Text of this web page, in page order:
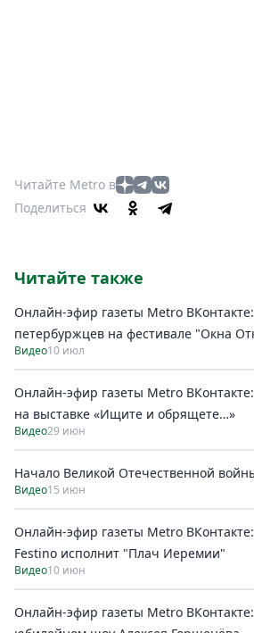
Читайте Metro в
Поделиться
Читайте также
Онлайн-эфир газеты Metro
петербуржцев на фестивале "Окна
Видео10 июл
Онлайн-эфир газеты Metro
на выставке «Ищите и обрящете…»
Видео29 июн
Начало Великой Отечественной
Видео15 июн
Онлайн-эфир газеты Metro
Festino исполнит "Плач Иеремии"
Видео10 июн
Онлайн-эфир газеты Metro